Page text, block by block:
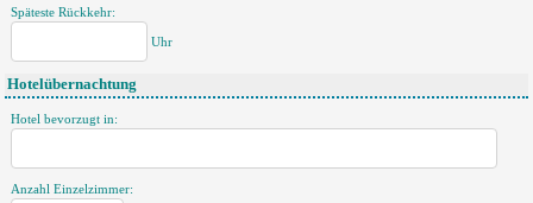
Späteste Rückkehr:
Uhr
Hotelübernachtung
Hotel bevorzugt in:
Anzahl Einzelzimmer: